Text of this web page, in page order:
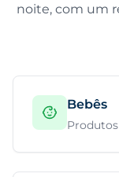
noite, com um
Bebês